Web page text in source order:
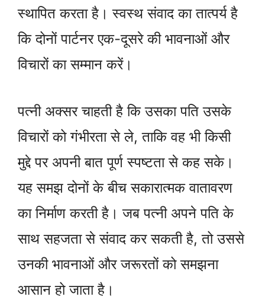
स्थापित करता है। स्वस्थ संवाद का तात्पर्य है
कि दोनों पार्टनर एक-दूसरे की भावनाओं और
विचारों का सम्मान करें।
पत्नी अक्सर चाहती है कि उसका पति उसके
विचारों को गंभीरता से ले, ताकि वह भी किसी
मुद्दे पर अपनी बात पूर्ण स्पष्टता से कह सके।
यह समझ दोनों के बीच सकारात्मक वातावरण
का निर्माण करती है। जब पत्नी अपने पति के
साथ सहजता से संवाद कर सकती है, तो उससे
उनकी भावनाओं और जरूरतों को समझना
आसान हो जाता है।